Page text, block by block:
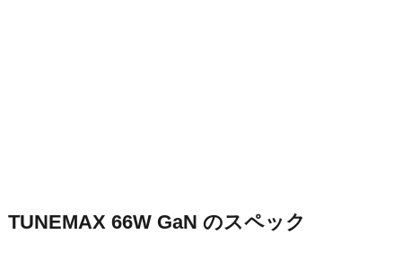
TUNEMAX 66W GaN のスペック